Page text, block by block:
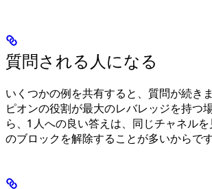
質問される人になる
いくつかの例を共有すると、質問が続き
ピオンの役割が最大のレバレッジを持つ
ら、1 人への良い答えは、同じチャネル
のブロックを解除することが多いからです